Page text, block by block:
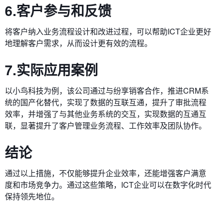
6.客户参与和反馈
将客户纳入业务流程设计和改进过程，可以帮助ICT企业更好
地理解客户需求，从而设计更有效的流程。
7.实际应用案例
以小鸟科技为例，该公司通过与纷享销客合作，推进CRM系
统的国产化替代，实现了数据的互联互通，提升了审批流程
效率，并增强了与其他业务系统的交互，实现数据的互通互
联，显著提升了客户管理业务流程、工作效率及团队协作。
结论
通过以上措施，不仅能够提升企业效率，还能增强客户满意
度和市场竞争力。通过这些策略，ICT企业可以在数字化时代
保持领先地位。